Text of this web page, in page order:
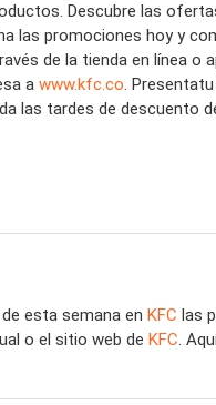
Descubre las
las promociones hoy y
de la tienda en línea o
a www.kfc.co. Presenta
las tardes de descuento
esta semana en KFC las
o el sitio web de KFC.